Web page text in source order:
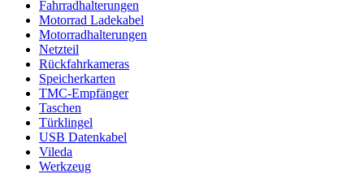
Fahrradhalterungen
Motorrad Ladekabel
Motorradhalterungen
Netzteil
Rückfahrkameras
Speicherkarten
TMC-Empfänger
Taschen
Türklingel
USB Datenkabel
Vileda
Werkzeug